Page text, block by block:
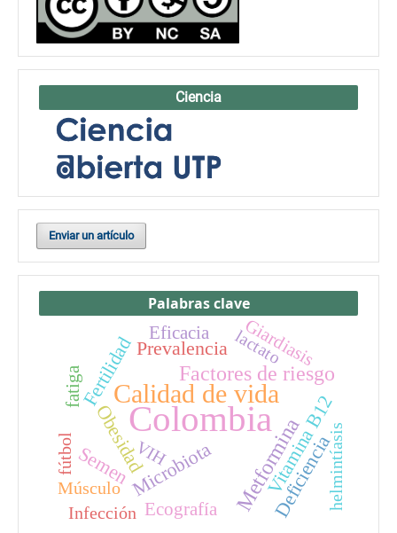
Ciencia
Enviar un artículo
Palabras clave
Colombia
Calidad de vida
Factores de riesgo
Metformina
Microbiota
Obesidad
Semen
FertilidadPrevalencia
Vitamina B12
Deficiencia
fatiga
Giardiasis
Eficacia
Ecografía
VIH
Músculo
fútbol
lactato
Infección
helmintíasis